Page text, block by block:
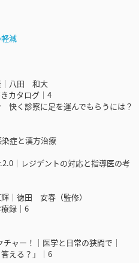
減
八田 和大
カタログ｜4
快く診察に足を運んでもらうには？
症と漢方治療
｜レジデントの対応と指導医の考
徳田 安春（監修）
録｜6
ャー！｜医学と日常の狭間で｜
える？」｜6